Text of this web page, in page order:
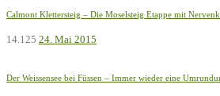
Calmont Klettersteig – Die Moselsteig Etappe mit
14.125 24. Mai 2015
Der Weissensee bei Füssen – Immer wieder eine